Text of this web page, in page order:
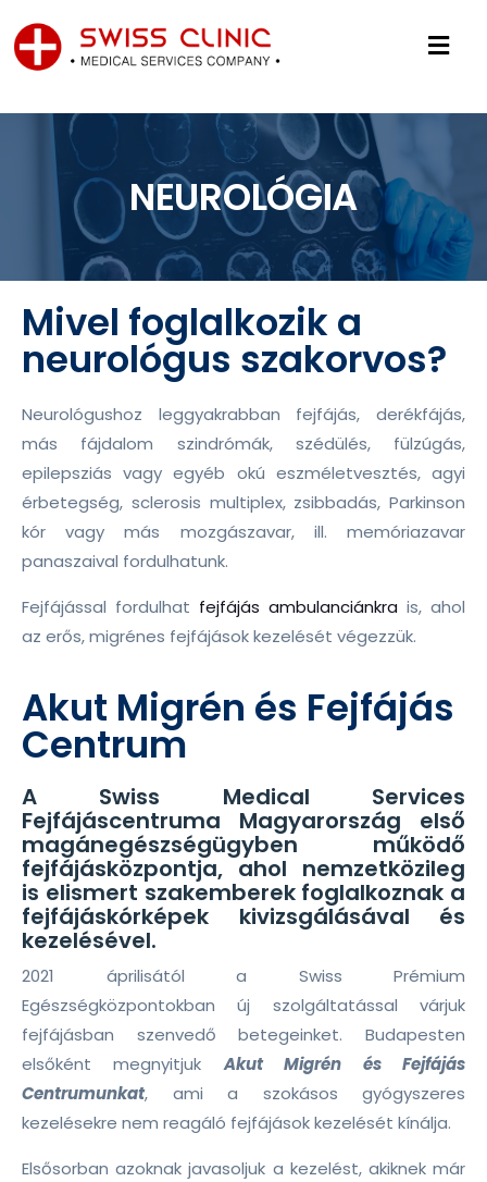
NEUROLÓGIA
Mivel foglalkozik a
neurológus szakorvos?
Neurológushoz leggyakrabban fejfájás, derékfájás,
más fájdalom szindrómák, szédülés, fülzúgás,
epilepsziás vagy egyéb okú eszméletvesztés, agyi
érbetegség, sclerosis multiplex, zsibbadás, Parkinson
kór vagy más mozgászavar, ill. memóriazavar
panaszaival fordulhatunk.
Fejfájással fordulhat fejfájás ambulanciánkra is, ahol
az erős, migrénes fejfájások kezelését végezzük.
Akut Migrén és Fejfájás
Centrum
A Swiss Medical Services
Fejfájáscentruma Magyarország első
magánegészségügyben működő
fejfájásközpontja, ahol nemzetközileg
is elismert szakemberek foglalkoznak a
fejfájáskórképek kivizsgálásával és
kezelésével.
2021 áprilisától a Swiss Prémium
Egészségközpontokban új szolgáltatással várjuk
fejfájásban szenvedő betegeinket. Budapesten
elsőként megnyitjukAkut Migrén és Fejfájás
Centrumunkat, ami a szokásos gyógyszeres
kezelésekre nem reagáló fejfájások kezelését kínálja.
Elsősorban azoknak javasoljuk a kezelést, akiknek már